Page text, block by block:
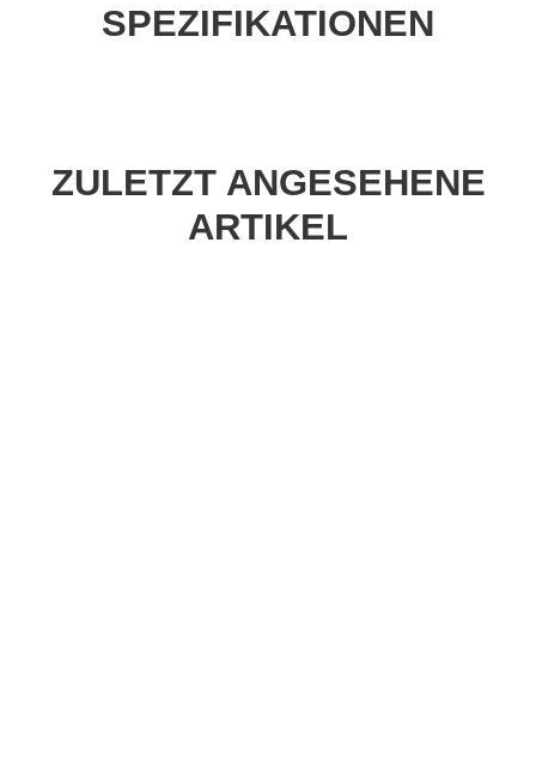
SPEZIFIKATIONEN
ZULETZT ANGESEHENE
ARTIKEL